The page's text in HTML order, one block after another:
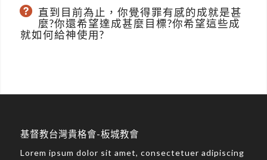
直到目前為止，你覺得罪有感的成就是甚
麼?你還希望達成甚麼目標?你希望這些成
就如何給神使用?
基督教台灣貴格會-板城教會
Lorem ipsum dolor sit amet, consectetuer adipiscing